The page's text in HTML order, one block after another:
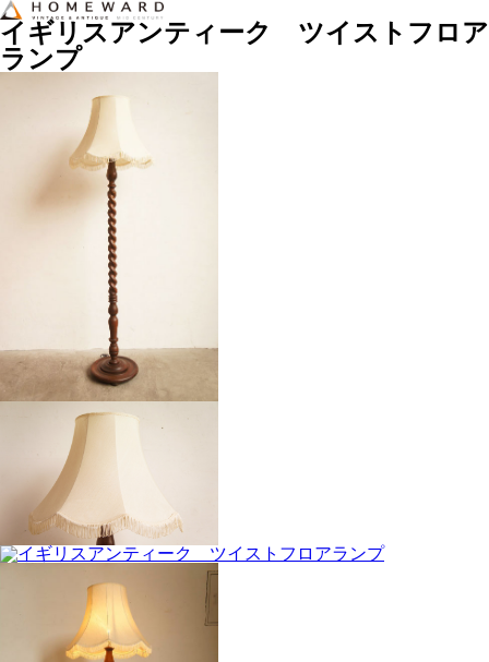
イギリスアンティーク ツイストフロア
ランプ